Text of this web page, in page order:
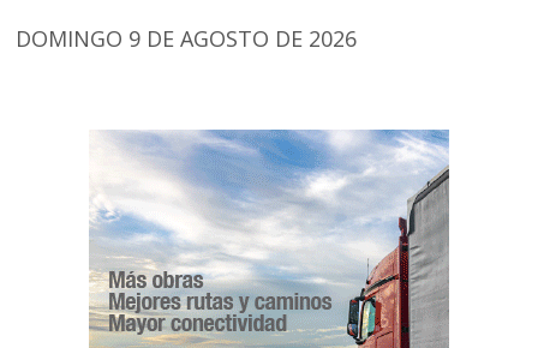
DOMINGO 9 DE AGOSTO DE 2026